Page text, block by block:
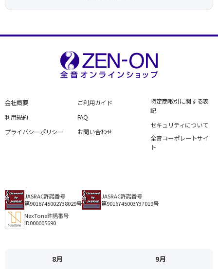
会社概要
利用規約
プライバシーポリシー
ご利用ガイド
FAQ
お問い合わせ
特定商取引に関する表
記
セキュリティについて
全音コーポレートサイ
ト
JASRAC許諾番号
第9016745002Y38029号
JASRAC許諾番号
第9016745003Y37019号
NexTone許諾番号
ID000005690
8月 9月